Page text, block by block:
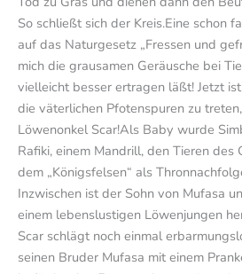
So schließt sich der Kreis.Eine schon
auf das Naturgesetz „Fressen und
mich die grausamen Geräusche bei
vielleicht besser ertragen läßt! Jetzt
die väterlichen Pfotenspuren zu
Löwenonkel Scar!Als Baby wurde
Rafiki, einem Mandrill, den Tieren des
dem „Königsfelsen“ als
Inzwischen ist der Sohn von Mufasa
einem lebenslustigen Löwenjungen
Scar schlägt noch einmal
seinen Bruder Mufasa mit einem